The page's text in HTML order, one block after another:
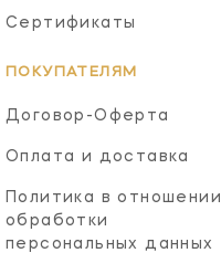
Сертификаты
ПОКУПАТЕЛЯМ
Договор-Оферта
Оплата и доставка
Политика в отношении
обработки
персональных данных